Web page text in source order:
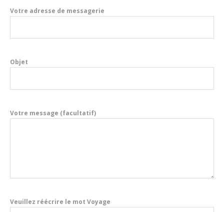
Votre adresse de messagerie
Objet
Votre message (facultatif)
Veuillez réécrire le mot Voyage